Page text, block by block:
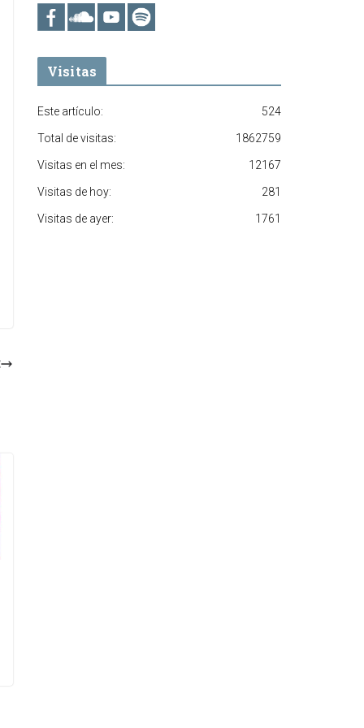
Visitas
524
Este artículo:
1862759
Total de visitas:
12167
Visitas en el mes:
281
Visitas de hoy:
1761
Visitas de ayer: